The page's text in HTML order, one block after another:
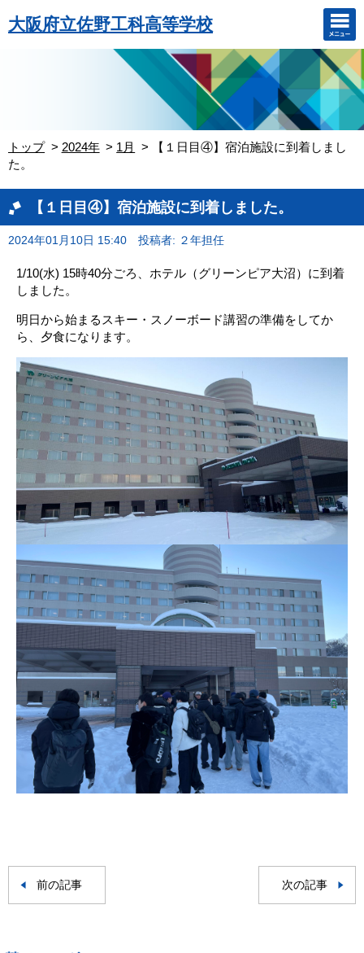
大阪府立佐野工科高等学校
トップ 2024年 1月
【１日目④】宿泊施設に到着しまし
た。
【１日目④】宿泊施設に到着しました。
2024年01月10日 15:40 投稿者: ２年担任
1/10(水) 15時40分ごろ、ホテル（グリーンピア大沼）に到着
しました。
明日から始まるスキー・スノーボード講習の準備をしてか
ら、夕食になります。
前の記事 次の記事